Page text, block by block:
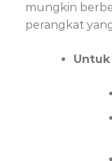
mungkin
perangkat